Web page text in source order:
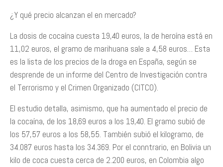
¿Y qué precio alcanzan el en mercado?
La dosis de cocaína cuesta 19,40 euros, la de heroína está en
11,02 euros, el gramo de marihuana sale a 4,58 euros… Esta
es la lista de los precios de la droga en España, según se
desprende de un informe del Centro de Investigación contra
el Terrorismo y el Crimen Organizado (CITCO).
El estudio detalla, asimismo, que ha aumentado el precio de
la cocaína, de los 18,69 euros a los 19,40. El gramo subió de
los 57,57 euros a los 58,55. También subió el kilogramo, de
34.087 euros hasta los 34.369. Por el conntrario, en Bolivia un
kilo de coca cuesta cerca de 2.200 euros, en Colombia algo